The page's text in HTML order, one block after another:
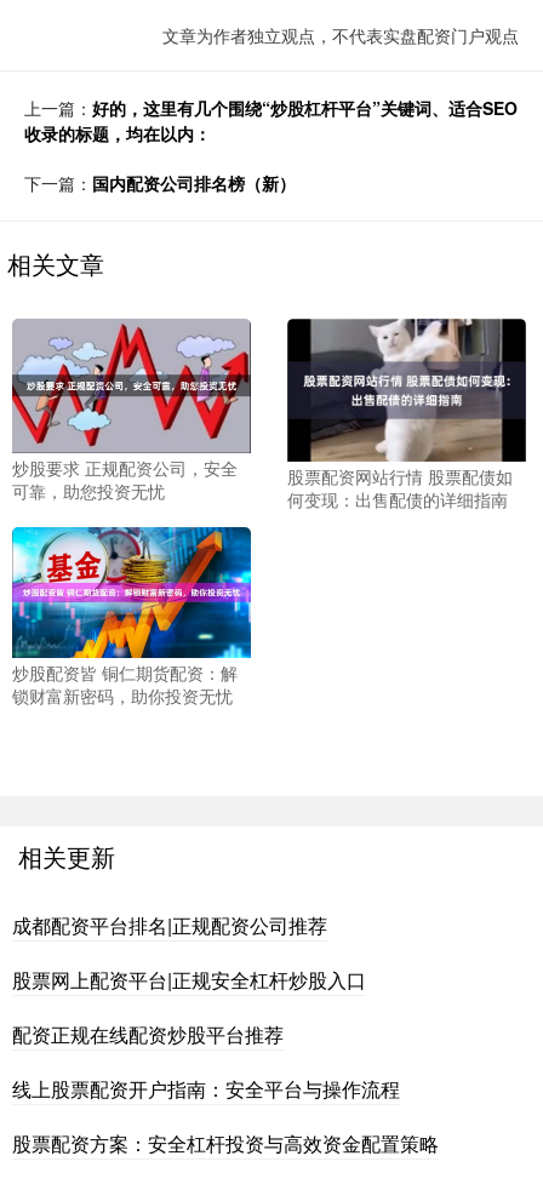
文章为作者独立观点，不代表实盘配资门户观点
上一篇： 好的，这里有几个围绕“炒股杠杆平台”关键词、适合SEO
收录的标题，均在以内：
下一篇： 国内配资公司排名榜（新）
相关文章
炒股要求 正规配资公司，安全
可靠，助您投资无忧
股票配资网站行情 股票配债如
何变现：出售配债的详细指南
炒股配资皆 铜仁期货配资：解
锁财富新密码，助你投资无忧
相关更新
成都配资平台排名|正规配资公司推荐
股票网上配资平台|正规安全杠杆炒股入口
配资正规在线配资炒股平台推荐
线上股票配资开户指南：安全平台与操作流程
股票配资方案：安全杠杆投资与高效资金配置策略